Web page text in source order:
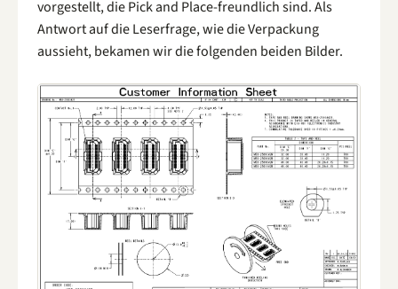
vorgestellt, die Pick and Place-freundlich sind. Als
Antwort auf die Leserfrage, wie die Verpackung
aussieht, bekamen wir die folgenden beiden Bilder.